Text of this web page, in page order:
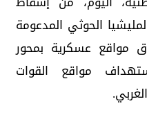
الحوثي المدعومة
مواقع عسكرية بمحور
مواقع القوات